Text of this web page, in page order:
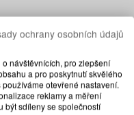
ochrany osobních údajů
návštěvnících, pro zlepšení
a pro poskytnutí skvělého
otevřené nastavení.
reklamy a měření
být sdíleny se společností